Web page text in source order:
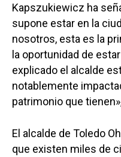
Kapszukiewicz ha
supone estar en la
nosotros, esta es la
la oportunidad de
explicado el alcalde
notablemente
patrimonio que
El alcalde de Toledo
que existen miles de